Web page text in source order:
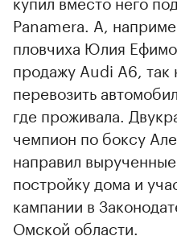
Panamera. А,
пловчиха Юлия
продажу Аudi A6, так
перевозить
где проживала.
чемпион по боксу
направил
постройку дома и
кампании в
Омской области.